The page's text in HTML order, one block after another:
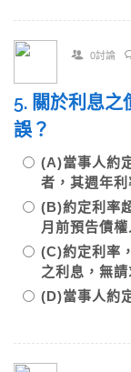
0討論
5. 關於利息之
誤？
(A)當事人約
者，其週年
(B)約定利率
月前預告債
(C)約定利率
之利息，無
(D)當事人約